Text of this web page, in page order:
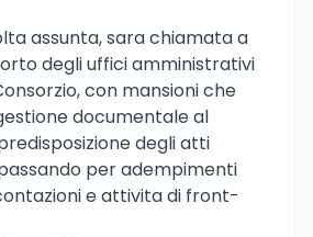
assunta, sara chiamata a
degli uffici amministrativi
con mansioni che
documentale al
degli atti
per adempimenti
e attivita di front-